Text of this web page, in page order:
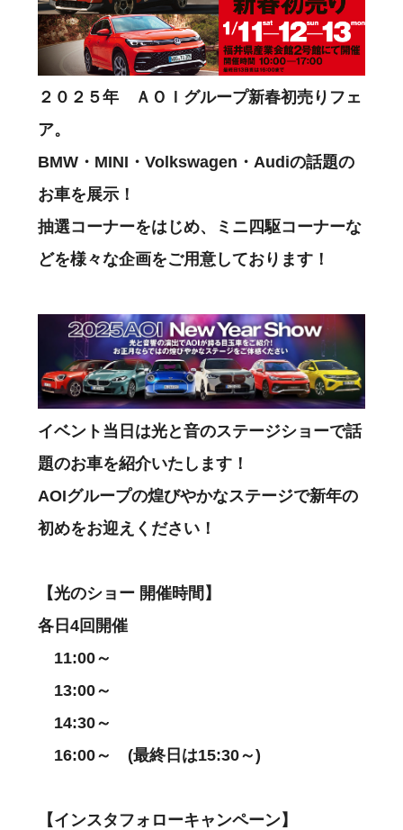
２０２５年 ＡＯＩグループ新春初売りフェ
ア。
BMW・MINI・Volkswagen・Audiの話題の
お車を展示！
抽選コーナーをはじめ、ミニ四駆コーナーな
どを様々な企画をご用意しております！
イベント当日は光と音のステージショーで話
題のお車を紹介いたします！
AOIグループの煌びやかなステージで新年の
初めをお迎えください！
【光のショー 開催時間】
各日4回開催
11:00～
13:00～
14:30～
16:00～ (最終日は15:30～)
【インスタフォローキャンペーン】